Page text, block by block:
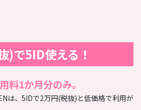
)で5ID使える！
料1か月分のみ。
は、5IDで2万円(税抜)と低価格で利用が